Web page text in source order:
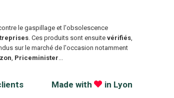
le gaspillage et l'obsolescence
. Ces produits sont ensuitevérifiés,
sur le marché de l'occasion notamment
, Priceminister...
Made with in Lyon